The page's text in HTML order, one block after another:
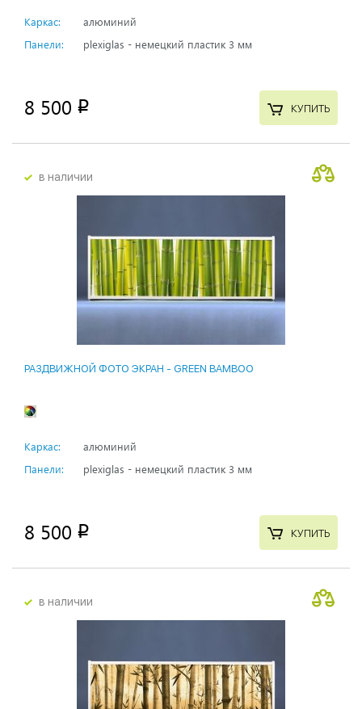
Каркас:
алюминий
Панели:
plexiglas - немецкий пластик 3 мм
8 500 p КУПИТЬ
в наличии
РАЗДВИЖНОЙ ФОТО ЭКРАН - GREEN BAMBOO
Каркас:
алюминий
Панели:
plexiglas - немецкий пластик 3 мм
8 500 p КУПИТЬ
в наличии